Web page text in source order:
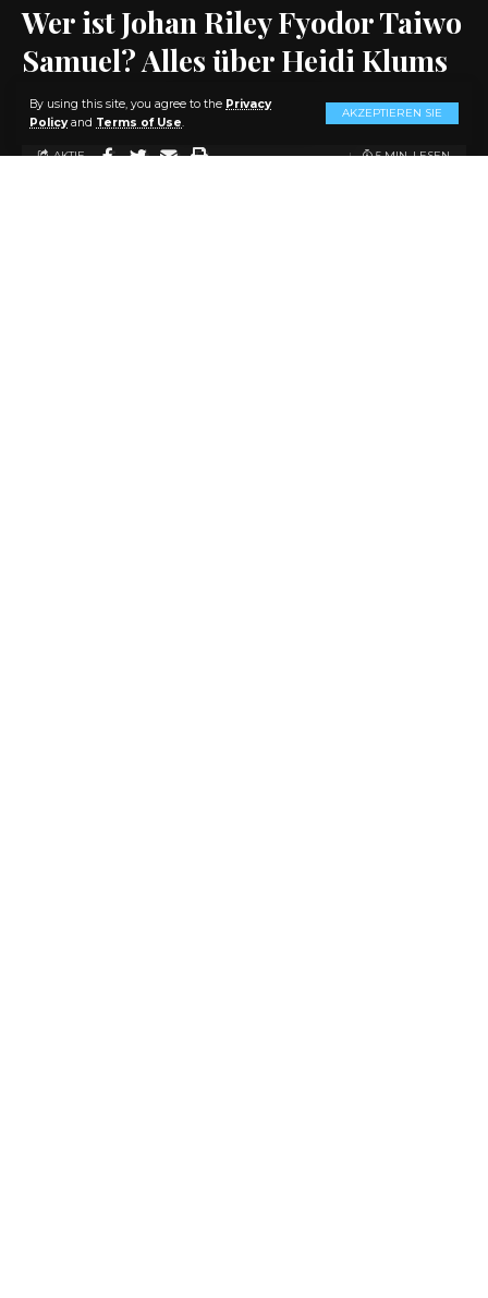
By using this site, you agree to the Privacy
Policyand Terms of Use.
AKZEPTIEREN SIE
Wer ist Johan Riley Fyodor Taiwo
Samuel? Alles über Heidi Klums
Sohn
AKTIE 5 MIN. LESEN